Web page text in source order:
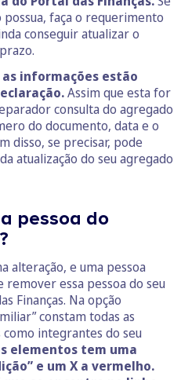
faça o requerimento
conseguir atualizar o
informações estão
Assim que esta for
consulta do agregado
do documento, data e o
disso, se precisar, pode
atualização do seu agregado
pessoa do
alteração, e uma pessoa
essa pessoa do seu
Finanças. Na opção
constam todas as
integrantes do seu
elementos tem uma
e um X a vermelho.